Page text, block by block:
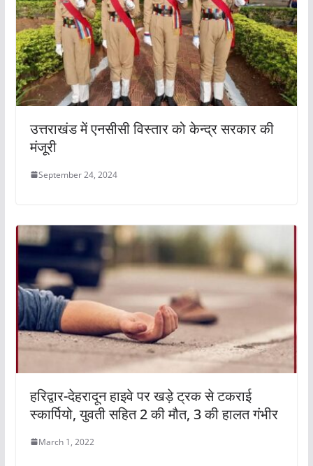
उत्तराखंड में एनसीसी विस्तार को केन्द्र सरकार की
मंजूरी
September 24, 2024
हरिद्वार-देहरादून हाइवे पर खड़े ट्रक से टकराई
स्कार्पियो, युवती सहित 2 की मौत, 3 की हालत गंभीर
March 1, 2022